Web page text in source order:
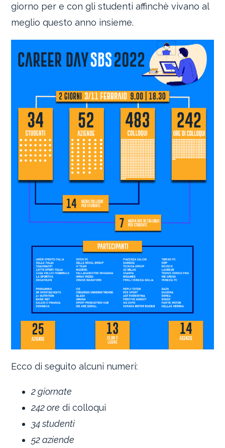
giorno per e con gli studenti affinchè vivano al
meglio questo anno insieme.
Ecco di seguito alcuni numeri:
2 giornate
242 ore di colloqui
34 studenti
52 aziende